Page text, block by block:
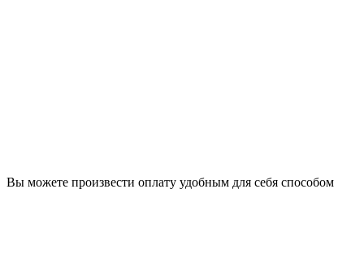
Вы можете произвести оплату удобным для себя способом